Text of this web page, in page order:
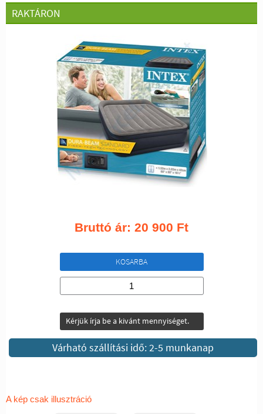
RAKTÁRON
Bruttó ár: 20 900 Ft
KOSARBA
Kérjük írja be a kivánt mennyiséget.
Várható szállítási idő: 2-5 munkanap
A kép csak illusztráció